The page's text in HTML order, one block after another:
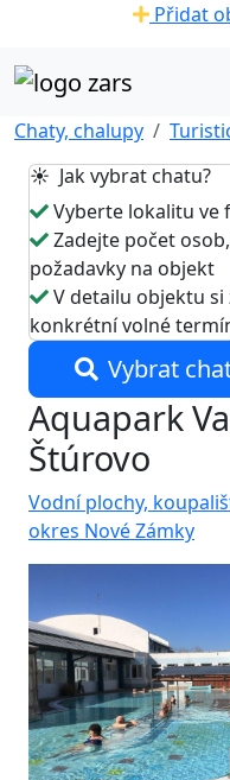
Přidat
Chaty, chalupy
☀️ Jak vybrat chatu?
Vyberte lokalitu ve
Zadejte počet
požadavky na objekt
V detailu objektu
konkrétní volné
Vybrat
Aquapark
Štúrovo
Vodní plochy,
okres Nové Zámky